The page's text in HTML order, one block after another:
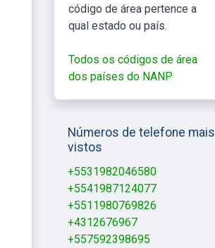
código de área pertence a
qual estado ou país.
Todos os códigos de área
dos países do NANP
Números de telefone mais
vistos
+5531982046580
+5541987124077
+5511980769826
+4312676967
+557592398695